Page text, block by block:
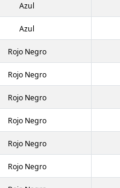
Azul
Azul
Rojo Negro
Rojo Negro
Rojo Negro
Rojo Negro
Rojo Negro
Rojo Negro